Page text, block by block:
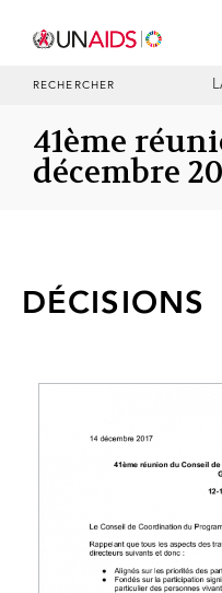
RECHERCHER
41ème
décembre
DÉCISIONS